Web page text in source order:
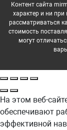
Контент сайта
характер и ни при
рассматриваться
стоимость
могут
На этом веб-
обеспечивают
эффективной